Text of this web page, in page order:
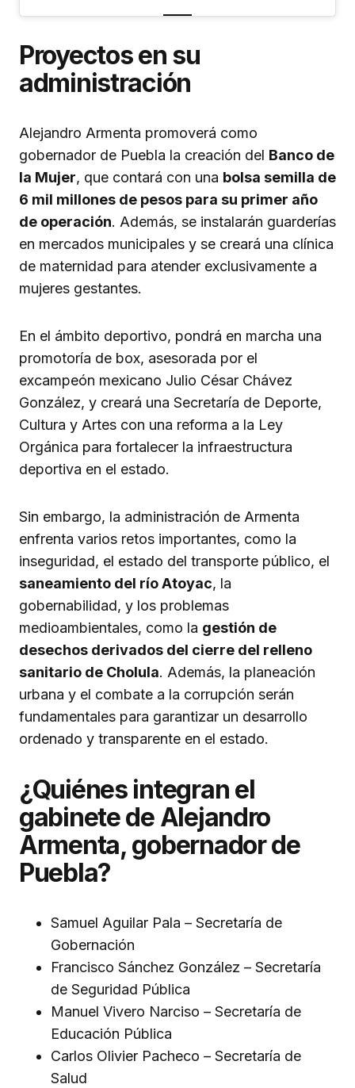
Proyectos en su
administración
Alejandro Armenta promoverá como
gobernador de Puebla la creación del Banco de
la Mujer, que contará con una bolsa semilla de
6 mil millones de pesos para su primer año
de operación. Además, se instalarán guarderías
en mercados municipales y se creará una clínica
de maternidad para atender exclusivamente a
mujeres gestantes.
En el ámbito deportivo, pondrá en marcha una
promotoría de box, asesorada por el
excampeón mexicano Julio César Chávez
González, y creará una Secretaría de Deporte,
Cultura y Artes con una reforma a la Ley
Orgánica para fortalecer la infraestructura
deportiva en el estado.
Sin embargo, la administración de Armenta
enfrenta varios retos importantes, como la
inseguridad, el estado del transporte público, el
saneamiento del río Atoyac, la
gobernabilidad, y los problemas
medioambientales, como la gestión de
desechos derivados del cierre del relleno
sanitario de Cholula. Además, la planeación
urbana y el combate a la corrupción serán
fundamentales para garantizar un desarrollo
ordenado y transparente en el estado.
¿Quiénes integran el
gabinete de Alejandro
Armenta, gobernador de
Puebla?
Samuel Aguilar Pala – Secretaría de
Gobernación
Francisco Sánchez González – Secretaría
de Seguridad Pública
Manuel Vivero Narciso – Secretaría de
Educación Pública
Carlos Olivier Pacheco – Secretaría de
Salud